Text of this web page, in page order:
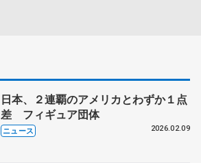
日本、２連覇のアメリカとわずか１点
差 フィギュア団体
ニュース 2026.02.09